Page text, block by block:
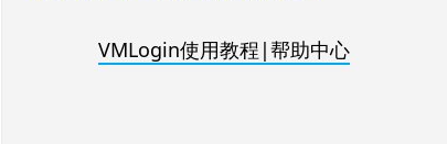
VMLogin使用教程|帮助中心